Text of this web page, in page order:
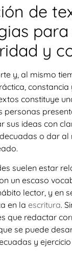
de
y
y, al mismo
constancia
constituye
personas
sus ideas con
o dar al
suelen estar
un escaso
lector, y en
en la escritura.
que redactar
se puede
y